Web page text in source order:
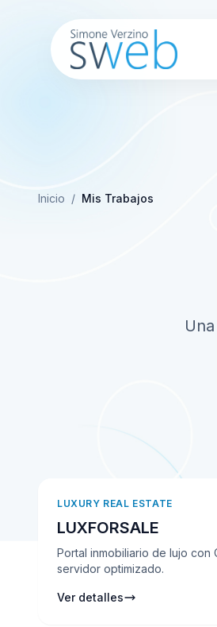
Inicio / Mis Trabajos
LUXURY REAL ESTATE
LUXFORSALE
Portal inmobiliario de lujo con
servidor optimizado.
Ver detalles